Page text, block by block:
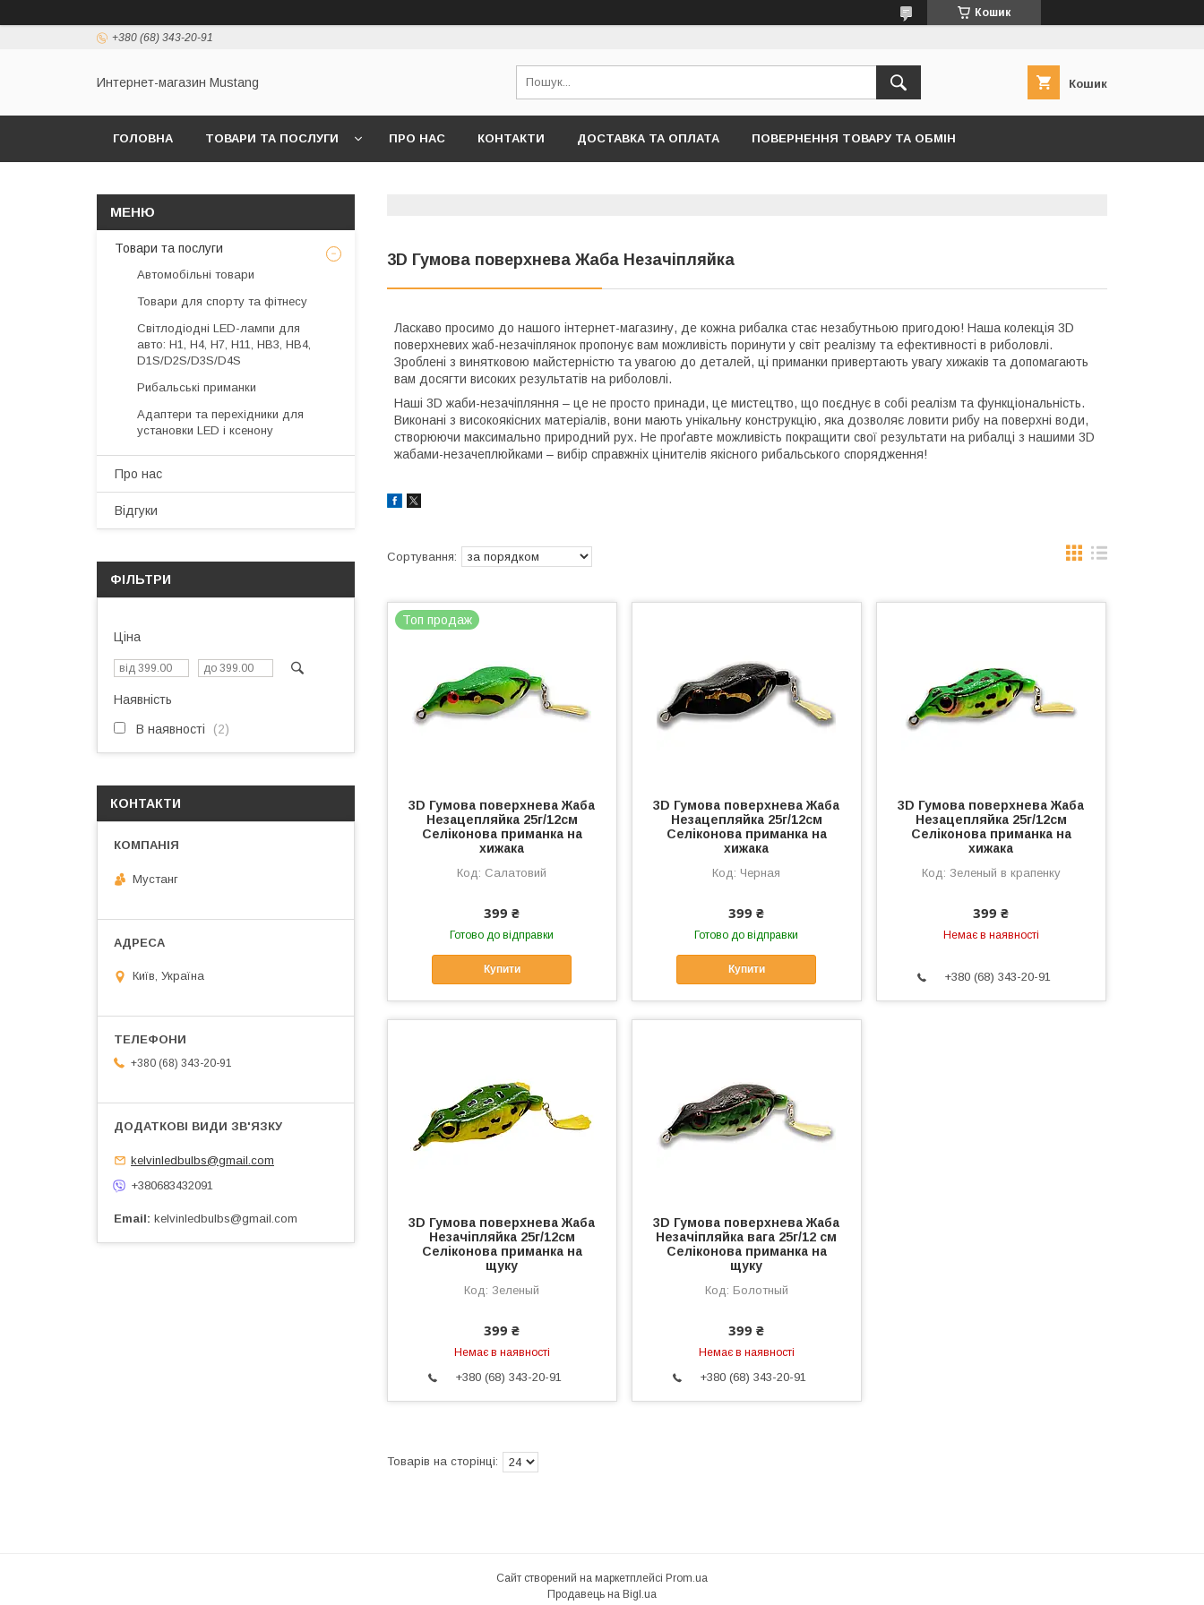
Кошик
+380 (68) 343-20-91
Интернет-магазин Mustang Кошик
ГОЛОВНА ТОВАРИ ТА ПОСЛУГИ ПРО НАС КОНТАКТИ ДОСТАВКА ТА ОПЛАТА ПОВЕРНЕННЯ ТОВАРУ ТА ОБМІН
3D Гумова поверхнева Жаба Незачіпляйка
Ласкаво просимо до нашого інтернет-магазину, де кожна рибалка стає незабутньою пригодою! Наша колекція 3D
поверхневих жаб-незачіплянок пропонує вам можливість поринути у світ реалізму та ефективності в риболовлі.
Зроблені з винятковою майстерністю та увагою до деталей, ці приманки привертають увагу хижаків та допомагають
вам досягти високих результатів на риболовлі.
Наші 3D жаби-незачіпляння – це не просто принади, це мистецтво, що поєднує в собі реалізм та функціональність.
Виконані з високоякісних матеріалів, вони мають унікальну конструкцію, яка дозволяє ловити рибу на поверхні води,
створюючи максимально природний рух. Не проґавте можливість покращити свої результати на рибалці з нашими 3D
жабами-незачеплюйками – вибір справжніх цінителів якісного рибальського спорядження!
Топ продаж
3D Гумова поверхнева Жаба
Незацепляйка 25г/12см
Селіконова приманка на
хижака
Салатовий
399 ₴
Готово до відправки
Купити
3D Гумова поверхнева Жаба
Незацепляйка 25г/12см
Селіконова приманка на
хижака
Черная
399 ₴
Готово до відправки
Купити
3D Гумова поверхнева Жаба
Незацепляйка 25г/12см
Селіконова приманка на
хижака
Зеленый в крапенку
399 ₴
Немає в наявності
+380 (68) 343-20-91
3D Гумова поверхнева Жаба
Незачіпляйка 25г/12см
Селіконова приманка на
щуку
Зеленый
399 ₴
Немає в наявності
+380 (68) 343-20-91
3D Гумова поверхнева Жаба
Незачіпляйка вага 25г/12 см
Селіконова приманка на
щуку
Болотный
399 ₴
Немає в наявності
+380 (68) 343-20-91
Товари та послуги
Автомобільні товари
Товари для спорту та фітнесу
Світлодіодні LED-лампи для
авто: H1, H4, H7, H11, HB3, HB4,
D1S/D2S/D3S/D4S
Рибальські приманки
Адаптери та перехідники для
установки LED і ксенону
Про нас
Відгуки
ФІЛЬТРИ
Ціна
Наявність
В наявності 2
КОНТАКТИ
Мустанг
Київ, Україна
+380 (68) 343-20-91
kelvinledbulbs@gmail.com
+380683432091
Email kelvinledbulbs@gmail.com
Сайт створений на маркетплейсі Prom.ua
Продавець на Bigl.ua